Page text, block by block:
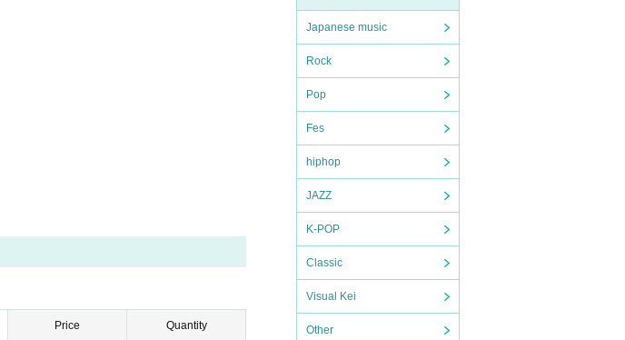
Japanese music
Rock
Pop
Fes
hiphop
JAZZ
K-POP
Classic
Visual Kei
Other
Price Quantity